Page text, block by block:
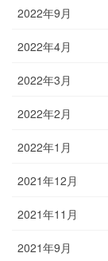
2022年9月
2022年4月
2022年3月
2022年2月
2022年1月
2021年12月
2021年11月
2021年9月